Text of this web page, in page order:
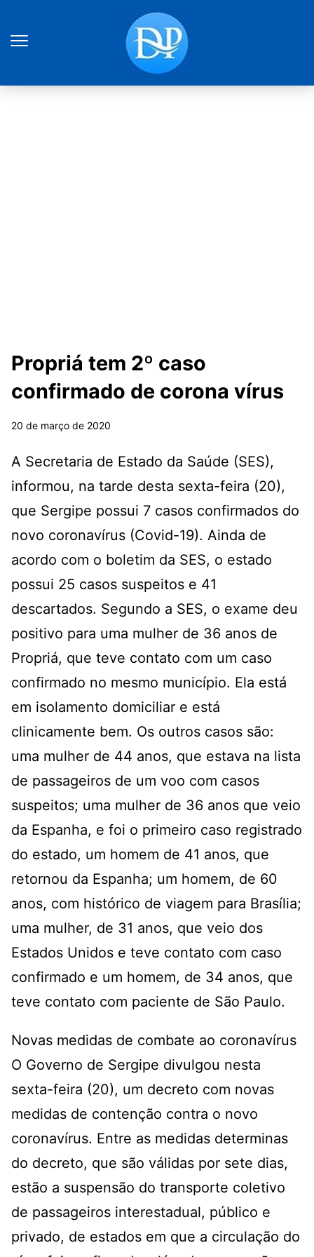
Propriá tem 2º caso
confirmado de corona vírus
20 de março de 2020
A Secretaria de Estado da Saúde (SES),
informou, na tarde desta sexta-feira (20),
que Sergipe possui 7 casos confirmados do
novo coronavírus (Covid-19). Ainda de
acordo com o boletim da SES, o estado
possui 25 casos suspeitos e 41
descartados. Segundo a SES, o exame deu
positivo para uma mulher de 36 anos de
Propriá, que teve contato com um caso
confirmado no mesmo município. Ela está
em isolamento domiciliar e está
clinicamente bem. Os outros casos são:
uma mulher de 44 anos, que estava na lista
de passageiros de um voo com casos
suspeitos; uma mulher de 36 anos que veio
da Espanha, e foi o primeiro caso registrado
do estado, um homem de 41 anos, que
retornou da Espanha; um homem, de 60
anos, com histórico de viagem para Brasília;
uma mulher, de 31 anos, que veio dos
Estados Unidos e teve contato com caso
confirmado e um homem, de 34 anos, que
teve contato com paciente de São Paulo.
Novas medidas de combate ao coronavírus
O Governo de Sergipe divulgou nesta
sexta-feira (20), um decreto com novas
medidas de contenção contra o novo
coronavírus. Entre as medidas determinas
do decreto, que são válidas por sete dias,
estão a suspensão do transporte coletivo
de passageiros interestadual, público e
privado, de estados em que a circulação do